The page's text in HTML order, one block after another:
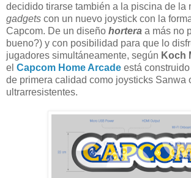
decidido tirarse también a la piscina de la
gadgets con un nuevo joystick con la
Capcom. De un diseño hortera a más no
bueno?) y con posibilidad para que lo
jugadores simultáneamente, según Koch
el Capcom Home Arcade está
de primera calidad como joysticks Sanwa
ultrarresistentes.